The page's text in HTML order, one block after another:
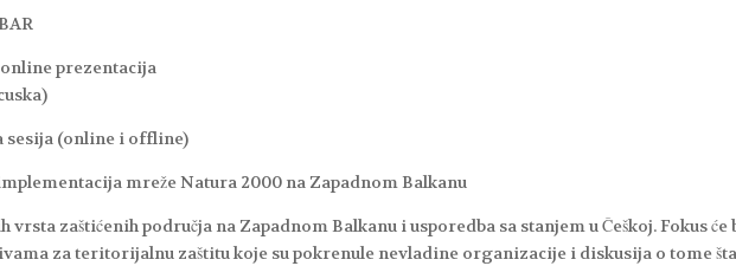
online prezentacija
sesija (online i offline)
mreže Natura 2000 na Zapadnom Balkanu
zaštićenih područja na Zapadnom Balkanu i usporedba sa stanjem u Češkoj. Fokus će
za teritorijalnu zaštitu koje su pokrenule nevladine organizacije i diskusija o tome šta